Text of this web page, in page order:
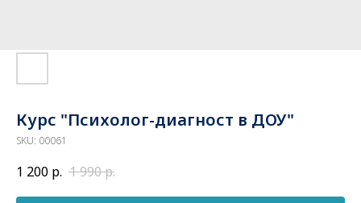
Курс "Психолог-диагност в ДОУ"
SKU: 00061
1 200 р. 1 990р.